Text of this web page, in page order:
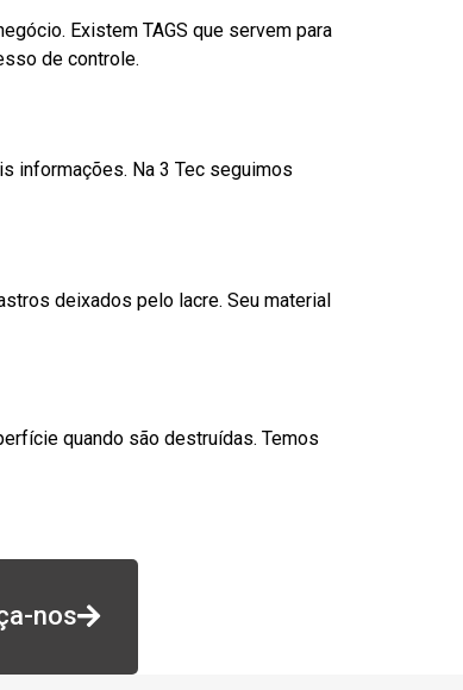
Existem TAGS que servem para
de controle.
informações. Na 3 Tec seguimos
deixados pelo lacre. Seu material
quando são destruídas. Temos
nos